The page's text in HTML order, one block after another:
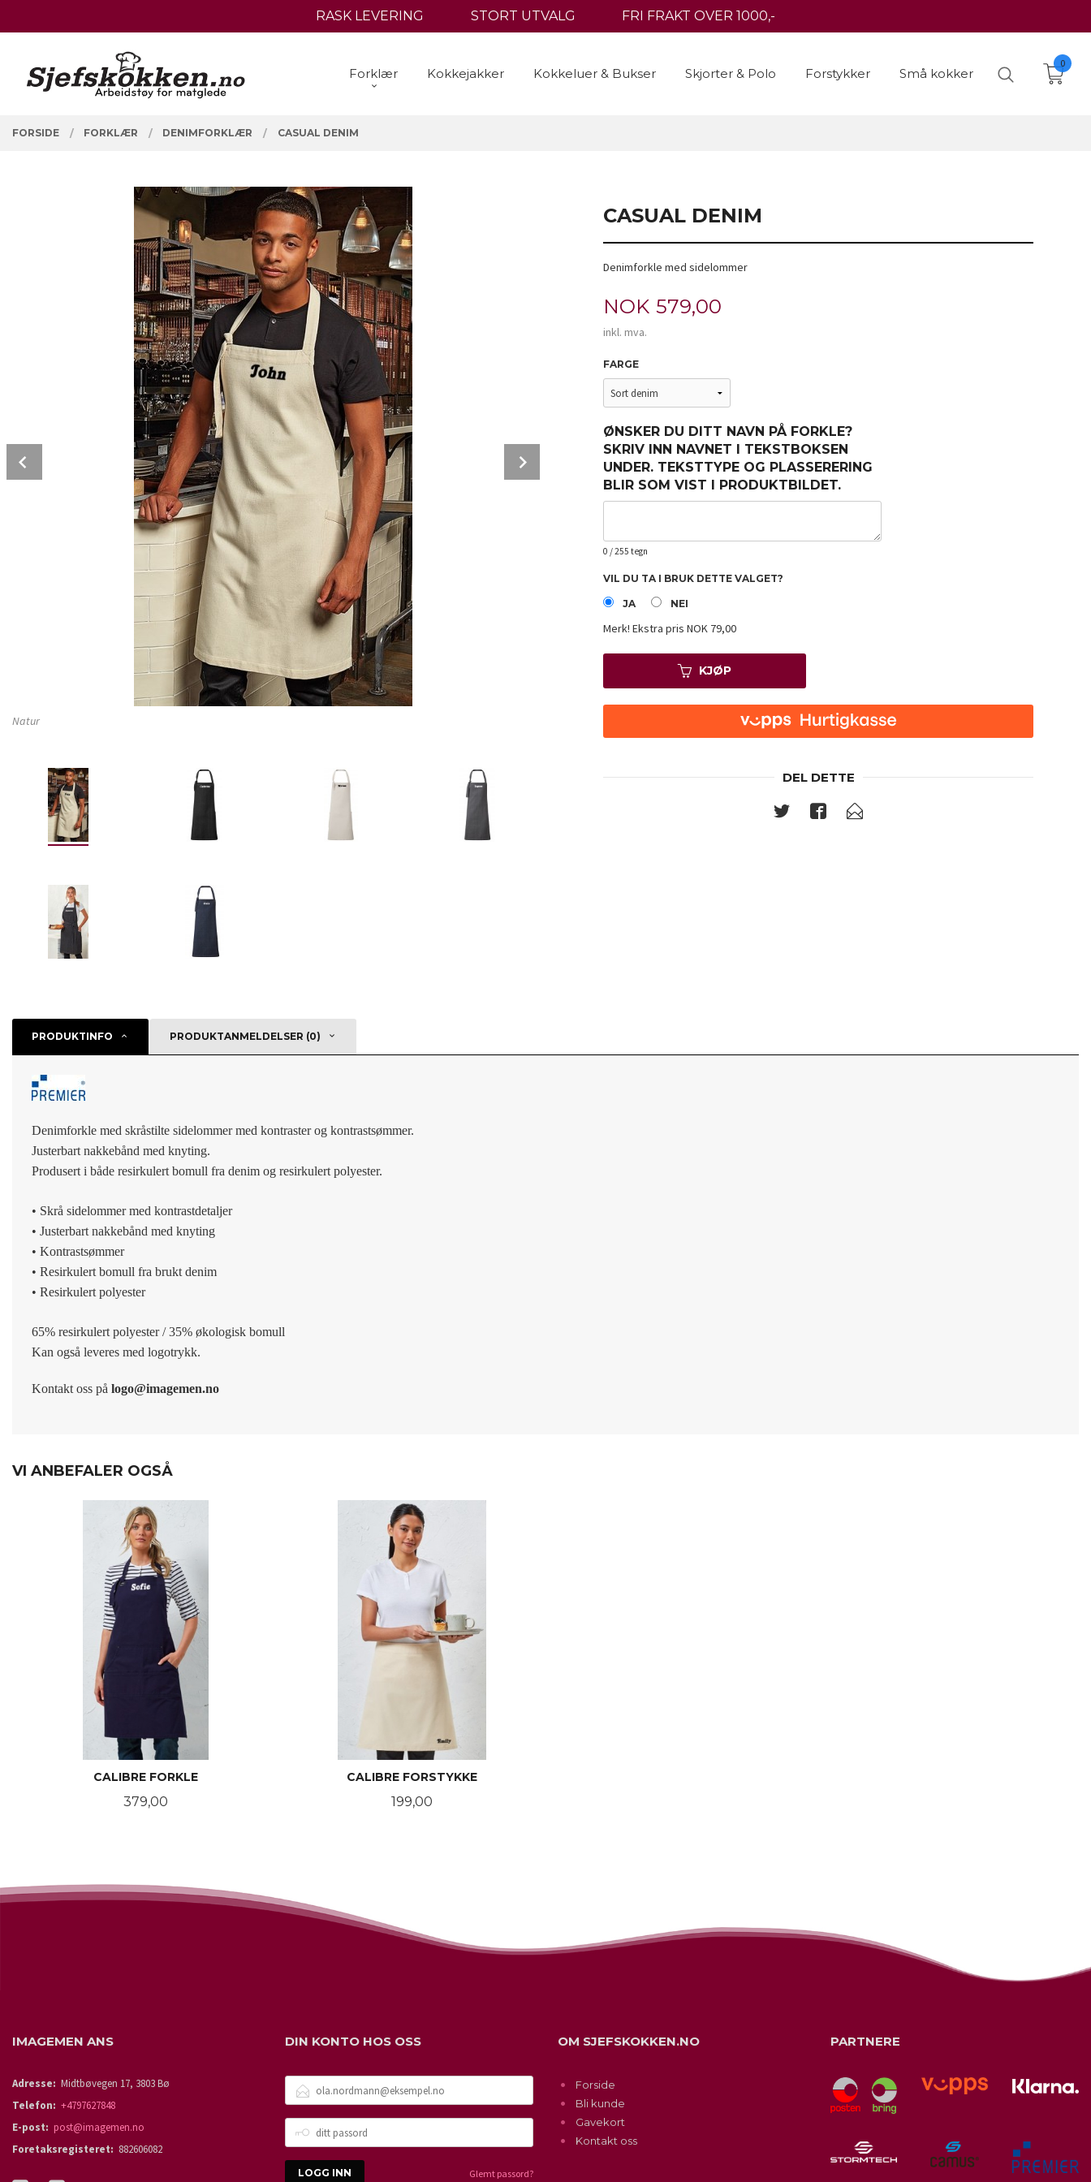
til
RASK LEVERING STORT UTVALG FRI FRAKT OVER 1000,-
Forklær Kokkejakker Kokkeluer & Bukser Skjorter & Polo Forstykker Små kokker
0
FORSIDE FORKLÆR DENIMFORKLÆR CASUAL DENIM
Natur
CASUAL DENIM
Denimforkle med sidelommer
Pris
NOK 579,00
inkl. mva.
FARGE
ØNSKER DU DITT NAVN PÅ FORKLE?
SKRIV INN NAVNET I TEKSTBOKSEN
UNDER. TEKSTTYPE OG PLASSERERING
BLIR SOM VIST I PRODUKTBILDET.
0 / 255 tegn
VIL DU TA I BRUK DETTE VALGET?
JA NEI
Merk! Ekstra pris NOK 79,00
KJØP
DEL DETTE
PRODUKTINFO PRODUKTANMELDELSER (0)
Denimforkle med skråstilte sidelommer med kontraster og kontrastsømmer.
Justerbart nakkebånd med knyting.
Produsert i både resirkulert bomull fra denim og resirkulert polyester.
• Skrå sidelommer med kontrastdetaljer
• Justerbart nakkebånd med knyting
• Kontrastsømmer
• Resirkulert bomull fra brukt denim
• Resirkulert polyester
65% resirkulert polyester / 35% økologisk bomull
Kan også leveres med logotrykk.
Kontakt oss på logo@imagemen.no
VI ANBEFALER OGSÅ
CALIBRE FORKLE
Pris
379,00
CALIBRE FORSTYKKE
Pris
199,00
IMAGEMEN ANS
Adresse: Midtbøvegen 17, 3803 Bø
Telefon: +4797627848
E-post: post@imagemen.no
Foretaksregisteret: 882606082
DIN KONTO HOS OSS
POSTADRESSE
PASSORD
Glemt passord?
OM SJEFSKOKKEN.NO
Forside
Bli kunde
Gavekort
Kontakt oss
PARTNERE